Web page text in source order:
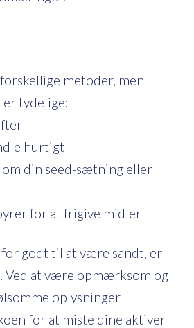
metoder, men
er tydelige:
hurtigt
din seed-sætning eller
for at frigive midler
godt til at være sandt, er
Ved at være opmærksom og
oplysninger
for at miste dine aktiver